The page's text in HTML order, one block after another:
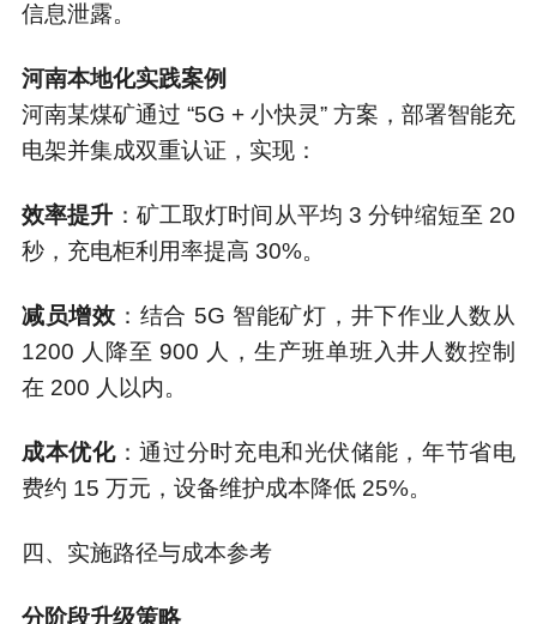
信息泄露。
河南本地化实践案例
河南某煤矿通过 “5G + 小快灵” 方案，部署智能充
电架并集成双重认证，实现：
效率提升 ：矿工取灯时间从平均 3 分钟缩短至 20
秒，充电柜利用率提高 30%。
减员增效 ：结合 5G 智能矿灯，井下作业人数从
1200 人降至 900 人，生产班单班入井人数控制
在 200 人以内。
成本优化：通过分时充电和光伏储能，年节省电
费约 15 万元，设备维护成本降低 25%。
四、实施路径与成本参考
分阶段升级策略